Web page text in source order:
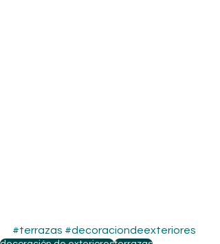
#terrazas #decoraciondeexteriores